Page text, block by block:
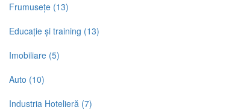
Frumusețe (13)
Educație și training (13)
Imobiliare (5)
Auto (10)
Industria Hotelieră (7)